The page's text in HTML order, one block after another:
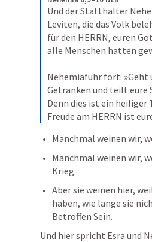
Und der Statthalter
Leviten, die das Volk
für den HERRN, euren
alle Menschen hatten
Nehemiafuhr fort: »Geht
Getränken und teilt eure
Denn dies ist ein heiliger
Freude am HERRN ist
Manchmal weinen wir,
Manchmal weinen wir,
Krieg
Aber sie weinen hier,
haben, wie lange sie
Betroffen Sein.
Und hier spricht Esra und